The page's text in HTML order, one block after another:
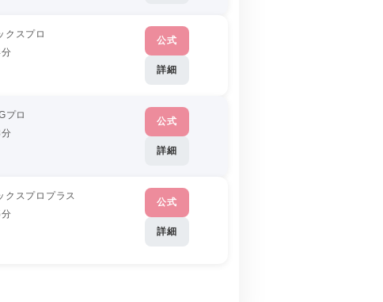
クスプロ
公式
詳細
プロ
公式
詳細
クスプロプラス
公式
詳細